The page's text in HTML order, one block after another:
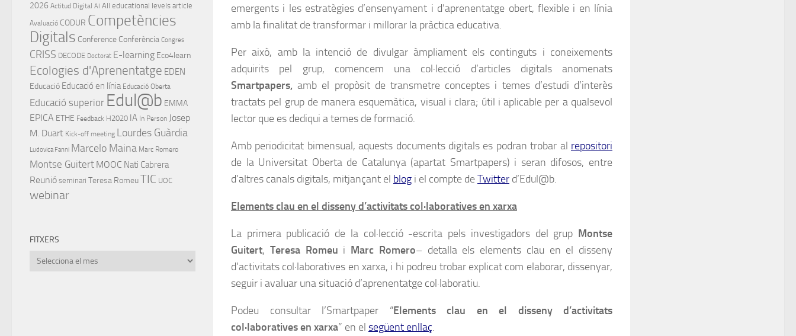
emergents i les estratègies d’ensenyament i d’aprenentatge obert, flexible i en línia
amb la finalitat de transformar i millorar la pràctica educativa.
Per això, amb la intenció de divulgar àmpliament els continguts i coneixements
adquirits pel grup, comencem una col·lecció d’articles digitals anomenats
Smartpapers, amb el propòsit de transmetre conceptes i temes d’estudi d’interès
tractats pel grup de manera esquemàtica, visual i clara; útil i aplicable per a qualsevol
lector que es dediqui a temes de formació.
Amb periodicitat bimensual, aquests documents digitals es podran trobar al repositori
de la Universitat Oberta de Catalunya (apartat Smartpapers) i seran difosos, entre
d’altres canals digitals, mitjançant el blog i el compte deTwitter d’Edul@b.
Elements clau en el disseny d’activitats col·laboratives en xarxa
La primera publicació de la col·lecció -escrita pels investigadors del grup Montse
Guitert, Teresa Romeu i Marc Romero– detalla els elements clau en el disseny
d’activitats col·laboratives en xarxa, i hi podreu trobar explicat com elaborar, dissenyar,
seguir i avaluar una situació d’aprenentatge col·laboratiu.
Podeu consultar l’Smartpaper “Elements clau en el disseny d’activitats
col·laboratives en xarxa” en el següent enllaç.
2026 Actitud Digital AI All educational levels article
Avaluació CODUR Competències
Digitals Conference Conferència Congres
CRISS DECODE Doctorat E-learning Eco4learn
Ecologies d'Aprenentatge EDEN
Educació Educació en línia Educació Oberta
Educació superior Edul@b EMMA
EPICA ETHE Feedback H2020 IA In Person Josep
M. Duart Kick-off meeting Lourdes Guàrdia
Ludovica Fanni Marcelo Maina Marc Romero
Montse Guitert MOOC Nati Cabrera
Reunió seminari Teresa RomeuTIC UOC
webinar
FITXERS
Fitxers